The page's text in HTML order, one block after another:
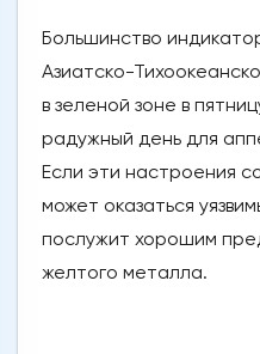
Большинство
Азиатско-
в зеленой зоне в
радужный день для
Если эти настроения
может оказаться
послужит хорошим
желтого металла.